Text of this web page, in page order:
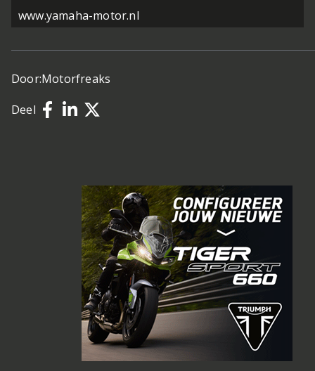
www.yamaha-motor.nl
Door:Motorfreaks
Deel